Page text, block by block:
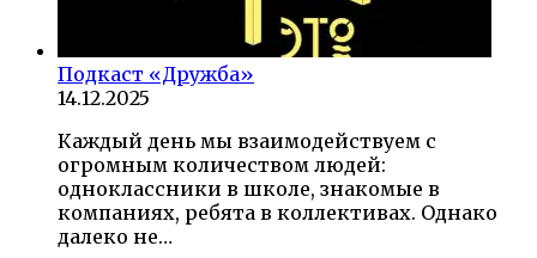
Подкаст «Дружба»
14.12.2025
Каждый день мы взаимодействуем с
огромным количеством людей:
одноклассники в школе, знакомые в
компаниях, ребята в коллективах. Однако
далеко не…